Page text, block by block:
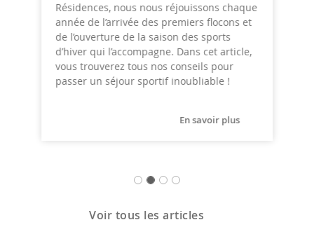
Résidences, nous nous réjouissons chaque
année de l’arrivée des premiers flocons et
de l’ouverture de la saison des sports
d’hiver qui l’accompagne. Dans cet article,
vous trouverez tous nos conseils pour
passer un séjour sportif inoubliable !
En savoir plus
Voir tous les articles